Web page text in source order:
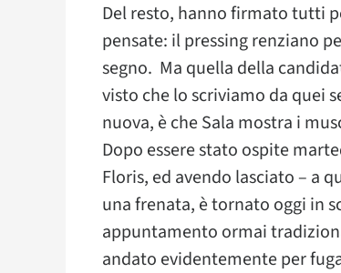
Del resto, hanno firmato tutti
pensate: il pressing renziano
segno. Ma quella della
visto che lo scriviamo da quei
nuova, è che Sala mostra i
Dopo essere stato ospite
Floris, ed avendo lasciato – a
una frenata, è tornato oggi in
appuntamento ormai
andato evidentemente per